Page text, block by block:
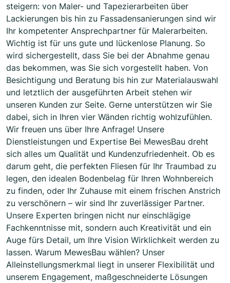
steigern: von Maler- und Tapezierarbeiten über
Lackierungen bis hin zu Fassadensanierungen sind wir
Ihr kompetenter Ansprechpartner für Malerarbeiten.
Wichtig ist für uns gute und lückenlose Planung. So
wird sichergestellt, dass Sie bei der Abnahme genau
das bekommen, was Sie sich vorgestellt haben. Von
Besichtigung und Beratung bis hin zur Materialauswahl
und letztlich der ausgeführten Arbeit stehen wir
unseren Kunden zur Seite. Gerne unterstützen wir Sie
dabei, sich in Ihren vier Wänden richtig wohlzufühlen.
Wir freuen uns über Ihre Anfrage! Unsere
Dienstleistungen und Expertise Bei MewesBau dreht
sich alles um Qualität und Kundenzufriedenheit. Ob es
darum geht, die perfekten Fliesen für Ihr Traumbad zu
legen, den idealen Bodenbelag für Ihren Wohnbereich
zu finden, oder Ihr Zuhause mit einem frischen Anstrich
zu verschönern – wir sind Ihr zuverlässiger Partner.
Unsere Experten bringen nicht nur einschlägige
Fachkenntnisse mit, sondern auch Kreativität und ein
Auge fürs Detail, um Ihre Vision Wirklichkeit werden zu
lassen. Warum MewesBau wählen? Unser
Alleinstellungsmerkmal liegt in unserer Flexibilität und
unserem Engagement, maßgeschneiderte Lösungen